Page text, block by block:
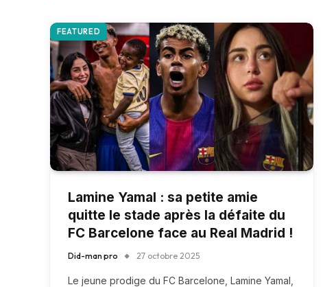
FEATURED
Lamine Yamal : sa petite amie
quitte le stade après la défaite du
FC Barcelone face au Real Madrid !
Did-man pro 27 octobre 2025
Le jeune prodige du FC Barcelone, Lamine Yamal,